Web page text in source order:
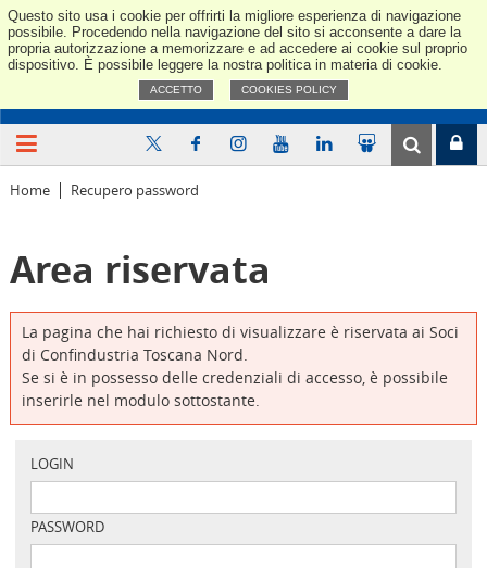
Questo sito usa i cookie per offrirti la migliore esperienza di navigazione
possibile. Procedendo nella navigazione del sito si acconsente a dare la
propria autorizzazione a memorizzare e ad accedere ai cookie sul proprio
dispositivo. È possibile leggere la nostra politica in materia di cookie.
ACCETTO COOKIES POLICY
Home Recupero password
Area riservata
La pagina che hai richiesto di visualizzare è riservata ai Soci
di Confindustria Toscana Nord.
Se si è in possesso delle credenziali di accesso, è possibile
inserirle nel modulo sottostante.
LOGIN
PASSWORD